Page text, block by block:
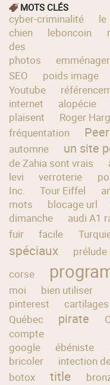
MOTS CLÉS
cyber-criminalité
le
chien
leboncoin
des
photos
emménager
SEO
poids image
Youtube
internet
alopécie
plaisent
Roger
fréquentation
automne
un site
de Zahia sont vrais
levi
verroterie
Inc.
Tour Eiffel
mots
blocage url
dimanche
audi A1
fuir
facile
spéciaux
prélude
corse
moi
bien utiliser
pinterest
cartilages
Québec
pirate
compte
google
ébéniste
bricoler
intection
botox
title